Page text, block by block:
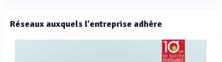
Réseaux auxquels l'entreprise adhère